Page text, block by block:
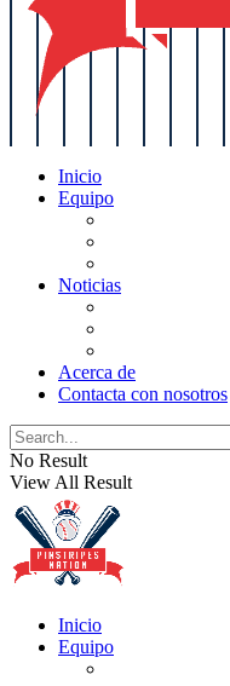
Inicio
Equipo
Noticias
Acerca de
Contacta con nosotros
No Result
View All Result
Inicio
Equipo